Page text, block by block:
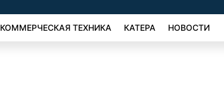
КОММЕРЧЕСКАЯ ТЕХНИКА КАТЕРА НОВОСТИ